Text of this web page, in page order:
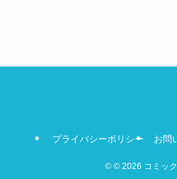
プライバシーポリシー お問
©© 2026 コミッ